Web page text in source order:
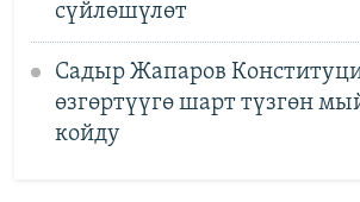
сүйлөшүлөт
Садыр Жапаров
өзгөртүүгө шарт түзгөн
койду